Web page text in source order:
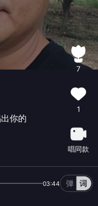
你的
7
1
唱同款
03:44